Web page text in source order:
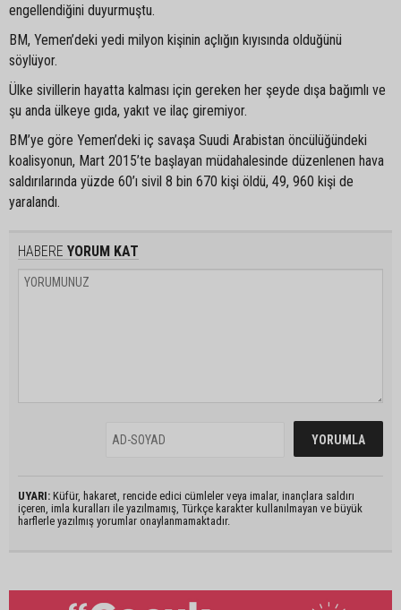
engellendiğini duyurmuştu.
BM, Yemen’deki yedi milyon kişinin açlığın kıyısında olduğünü
söylüyor.
Ülke sivillerin hayatta kalması için gereken her şeyde dışa bağımlı ve
şu anda ülkeye gıda, yakıt ve ilaç giremiyor.
BM’ye göre Yemen’deki iç savaşa Suudi Arabistan öncülüğündeki
koalisyonun, Mart 2015’te başlayan müdahalesinde düzenlenen hava
saldırılarında yüzde 60’ı sivil 8 bin 670 kişi öldü, 49, 960 kişi de
yaralandı.
HABERE YORUM KAT
UYARI: Küfür, hakaret, rencide edici cümleler veya imalar, inançlara saldırı
içeren, imla kuralları ile yazılmamış, Türkçe karakter kullanılmayan ve büyük
harflerle yazılmış yorumlar onaylanmamaktadır.